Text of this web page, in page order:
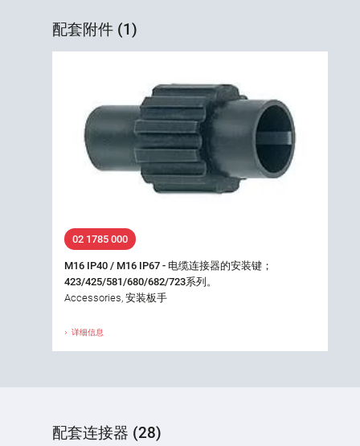
配套附件 (1)
02 1785 000
M16 IP40 / M16 IP67 - 电缆连接器的安装键；
423/425/581/680/682/723系列。
Accessories, 安装板手
详细信息
配套连接器 (28)